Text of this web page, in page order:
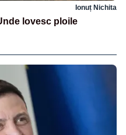
Ionuț Nichita
lovesc ploile